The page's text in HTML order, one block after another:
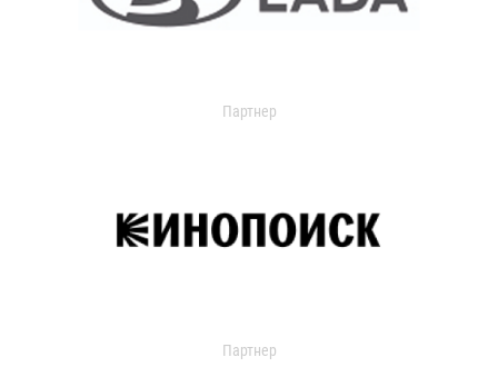
Партнер
Партнер